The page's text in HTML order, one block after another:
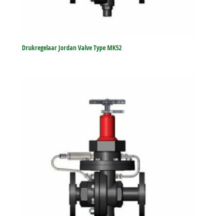
Drukregelaar Jordan Valve Type MK52